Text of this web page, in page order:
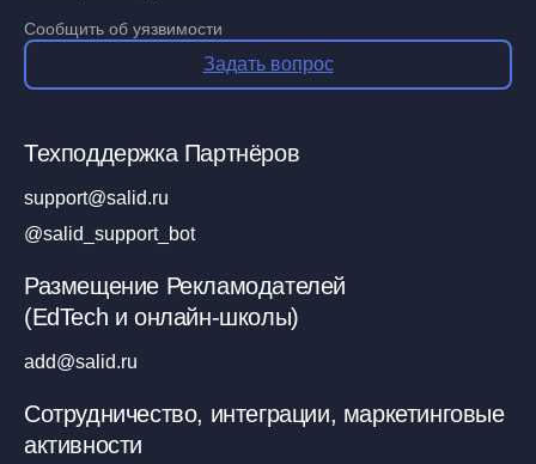
Сообщить об уязвимости
Задать вопрос
Техподдержка Партнёров
support@salid.ru
@salid_support_bot
Размещение Рекламодателей
(EdTech и онлайн-школы)
add@salid.ru
Сотрудничество, интеграции, маркетинговые
активности